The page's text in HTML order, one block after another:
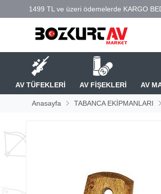
AV TÜFEKLERİ AV FİŞEKLERİ AV
Anasayfa TABANCA EKİPMANLARI